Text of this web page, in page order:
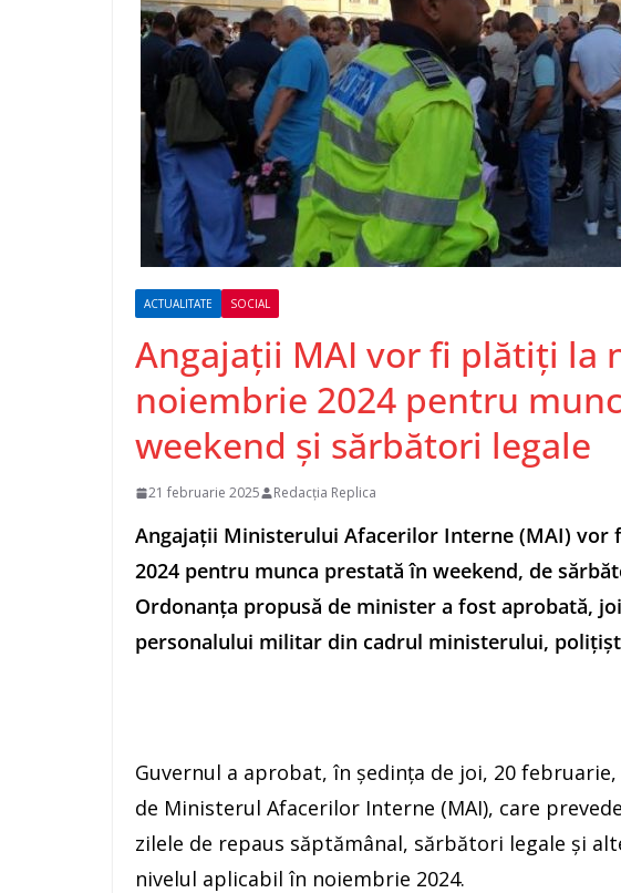
ACTUALITATE SOCIAL
Angajaţii MAI vor fi plătiţi la
noiembrie 2024 pentru
weekend şi sărbători legale
21 februarie 2025 Redacția Replica
Angajaţii Ministerului Afacerilor Interne (MAI)
2024 pentru munca prestată în weekend, de
Ordonanţa propusă de minister a fost aprobată,
personalului militar din cadrul ministerului,
Guvernul a aprobat, în şedinţa de joi, 20
de Ministerul Afacerilor Interne (MAI), care
zilele de repaus săptămânal, sărbători legale şi
nivelul aplicabil în noiembrie 2024.